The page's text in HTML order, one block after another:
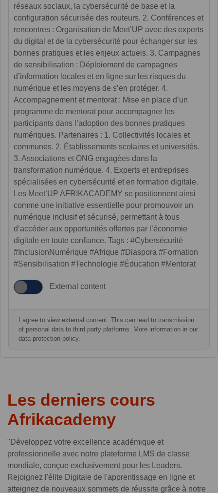
réseaux sociaux, la cybersécurité de base et la
configuration sécurisée des routeurs. 2. Conférences et
rencontres : Organisation de Meet’UP avec des experts
du digital et de la cybersécurité pour échanger sur les
bonnes pratiques et les enjeux actuels. 3. Campagnes
de sensibilisation : Déploiement de campagnes
d’information locales et en ligne sur les risques du
numérique et les moyens de s’en protéger. 4.
Accompagnement et mentorat : Mise en place d’un
programme de mentorat pour accompagner les
participants dans l’adoption des bonnes pratiques
numériques. Partenaires : 1. Collectivités locales et
communes. 2. Établissements scolaires et universités.
3. Associations et ONG engagées dans la
transformation numérique. 4. Experts et entreprises
spécialisées en cybersécurité et en formation digitale.
Les Meet’UP AFRIKACADEMY se positionnent ainsi
comme une initiative essentielle pour promouvoir un
numérique inclusif et sécurisé, permettant à tous
d’accéder aux opportunités offertes par l’économie
digitale en toute confiance. Tags : #Cybersécurité
#InclusionNumérique #Afrique #Diaspora #Formation
#Sensibilisation #Technologie #Éducation #Mentorat
External content
I agree to view external content. This can lead to transmission
of personal data to third party platforms. More information in our
data protection policy.
Les derniers cours
Afrikacademy
"Développez votre excellence académique et
professionnelle avec notre plateforme LMS de classe
mondiale, conçue exclusivement pour les Leaders.
Rejoignez l'élite Digitale de l'apprentissage en ligne et
atteignez de nouveaux sommets de réussite grâce à notre